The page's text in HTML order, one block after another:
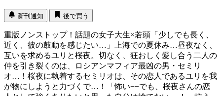
新刊通知 後で買う
重版ノンストップ！話題の女子大生×若頭「少しでも長く、
近く、彼の鼓動を感じたい…」上海での夏休み…昼夜なく、
互いを求めるユリと桜夜。切なく、狂おしく愛し合う二人の
仲を引き裂くのは、ロシアンマフィア最凶の男・セミリ
オ…！桜夜に執着するセミリオは、その恋人であるユリを我
が物にしようと力づくで…！「怖い−−でも、桜夜さんの恋